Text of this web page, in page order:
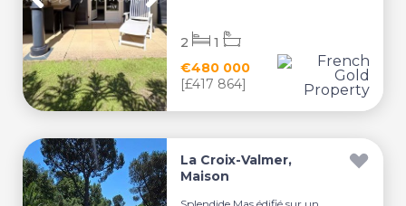
€480 000
[£417 864]
2 1
La Croix-Valmer,
Maison
Splendide Mas édifié sur un